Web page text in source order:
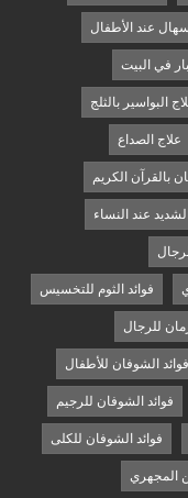
عند الأطفال
في البيت
البواسير بالثلج
علاج الصداع
بالقرآن الكريم
عند النساء
فوائد الثوم للتخسيس
للرجال
فوائد الشوفان للأطفال
فوائد الشوفان للرجيم
فوائد الشوفان للكلى
المجهري